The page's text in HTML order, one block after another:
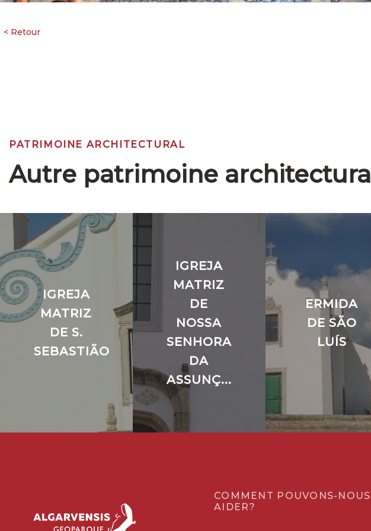
PATRIMOINE ARCHITECTURAL
Autre patrimoine architectural
IGREJA
MATRIZ
DE S.
SEBASTIÃO
IGREJA
MATRIZ
DE
NOSSA
SENHORA
DA
ASSUNÇ...
ERMIDA
DE SÃO
LUÍS
COMMENT POUVONS-NOUS
AIDER?